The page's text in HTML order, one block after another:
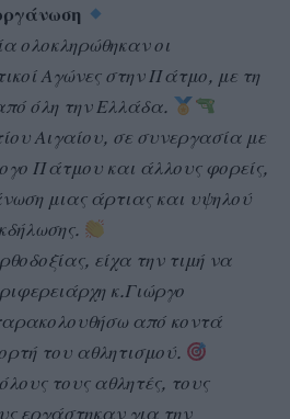
ολοκληρώθηκαν οι
Αγώνες στην Πάτμο, με τη
όλη την Ελλάδα.
Αιγαίου, σε συνεργασία με
Πάτμου και άλλους φορείς,
μιας άρτιας και υψηλού
είχα την τιμή να
κ.Γιώργο
από κοντά
του αθλητισμού.
τους αθλητές, τους
εργάστηκαν για την